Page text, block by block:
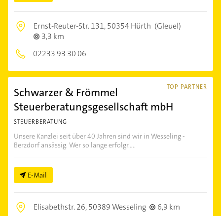
Ernst-Reuter-Str. 131,50354 Hürth (Gleuel)
3,3 km
02233 93 30 06
TOP PARTNER
Schwarzer & Frömmel
Steuerberatungsgesellschaft mbH
STEUERBERATUNG
Unsere Kanzlei seit über 40 Jahren sind wir in Wesseling -
Berzdorf ansässig. Wer so lange erfolgr.....
E-Mail
Elisabethstr. 26,50389 Wesseling 6,9 km